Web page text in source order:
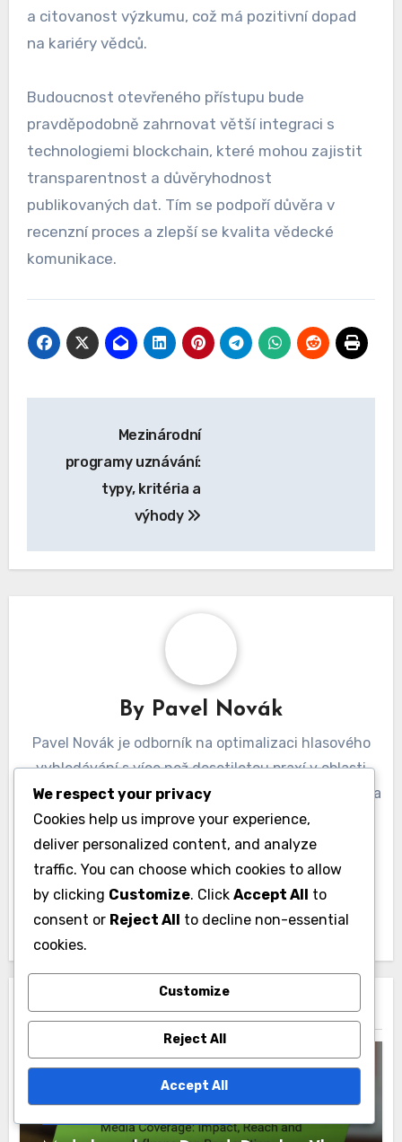
a citovanost výzkumu, což má pozitivní dopad
na kariéry vědců.
Budoucnost otevřeného přístupu bude
pravděpodobně zahrnovat větší integraci s
technologiemi blockchain, které mohou zajistit
transparentnost a důvěryhodnost
publikovaných dat. Tím se podpoří důvěra v
recenzní proces a zlepší se kvalita vědecké
komunikace.
navigation
Mezinárodní
programy uznávání:
typy, kritéria a
výhody
By Pavel Novák
Pavel Novák je odborník na optimalizaci hlasového
vyhledávání s více než desetiletou praxí v oblasti
digitálního marketingu. Jeho vášeň pro technologie a
inovace ho vedla k vývoji strategií, které pomáhají
firmám zlepšit jejich online přítomnost a dosáhnout
lepších výsledků ve vyhledávačích. Kromě toho je
aktivním lektorem a autorem článků o trendech v
oblasti hlasového vyhledávání.
Related Post
We respect your privacy
Cookies help us improve your experience,
deliver personalized content, and analyze
traffic. You can choose which cookies to allow
by clicking Customize. Click Accept All to
consent or Reject All to decline non-essential
cookies.
Customize
Reject All
Accept All